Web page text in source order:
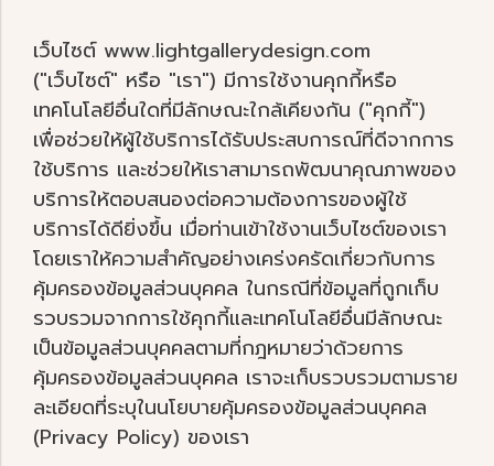
เว็บไซต์ www.lightgallerydesign.com
("เว็บไซต์" หรือ "เรา") มีการใช้งานคุกกี้หรือ
เทคโนโลยีอื่นใดที่มีลักษณะใกล้เคียงกัน ("คุกกี้")
เพื่อช่วยให้ผู้ใช้บริการได้รับประสบการณ์ที่ดีจากการ
ใช้บริการ และช่วยให้เราสามารถพัฒนาคุณภาพของ
บริการให้ตอบสนองต่อความต้องการของผู้ใช้
บริการได้ดียิ่งขึ้น เมื่อท่านเข้าใช้งานเว็บไซต์ของเรา
โดยเราให้ความสำคัญอย่างเคร่งครัดเกี่ยวกับการ
คุ้มครองข้อมูลส่วนบุคคล ในกรณีที่ข้อมูลที่ถูกเก็บ
รวบรวมจากการใช้คุกกี้และเทคโนโลยีอื่นมีลักษณะ
เป็นข้อมูลส่วนบุคคลตามที่กฎหมายว่าด้วยการ
คุ้มครองข้อมูลส่วนบุคคล เราจะเก็บรวบรวมตามราย
ละเอียดที่ระบุในนโยบายคุ้มครองข้อมูลส่วนบุคคล
(Privacy Policy) ของเรา